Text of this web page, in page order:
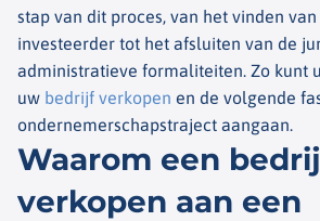
stap van dit proces, van het vinden
investeerder tot het afsluiten van de
administratieve formaliteiten. Zo kunt
uw bedrijf verkopen en de volgende
ondernemerschapstraject aangaan.
Waarom een
verkopen aan een